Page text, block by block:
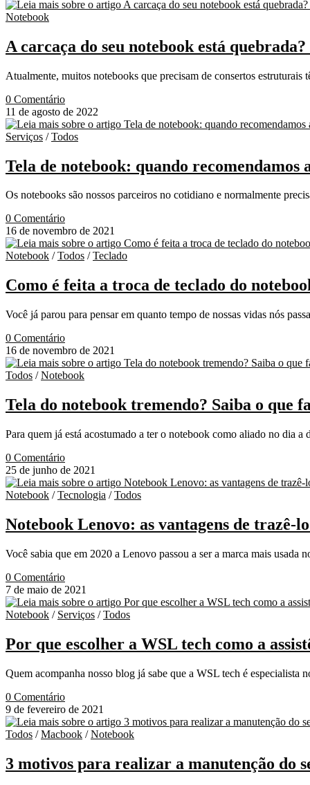
Notebook
A carcaça do seu notebook está
Atualmente, muitos notebooks que precisam de consertos
0 Comentário
11 de agosto de 2022
Serviços /Todos
Tela de notebook: quando recomendamos
Os notebooks são nossos parceiros no cotidiano e normalmente
0 Comentário
16 de novembro de 2021
Notebook /Todos /Teclado
Como é feita a troca de teclado do
Você já parou para pensar em quanto tempo de nossas vidas nós
0 Comentário
16 de novembro de 2021
Todos /Notebook
Tela do notebook tremendo? Saiba o que
Para quem já está acostumado a ter o notebook como aliado no dia
0 Comentário
25 de junho de 2021
Notebook /Tecnologia /Todos
Notebook Lenovo: as vantagens de trazê-
Você sabia que em 2020 a Lenovo passou a ser a marca mais
0 Comentário
7 de maio de 2021
Notebook / Serviços /Todos
Por que escolher a WSL tech como a
Quem acompanha nosso blog já sabe que a WSL tech é
0 Comentário
9 de fevereiro de 2021
Todos /Macbook /Notebook
3 motivos para realizar a manutenção do